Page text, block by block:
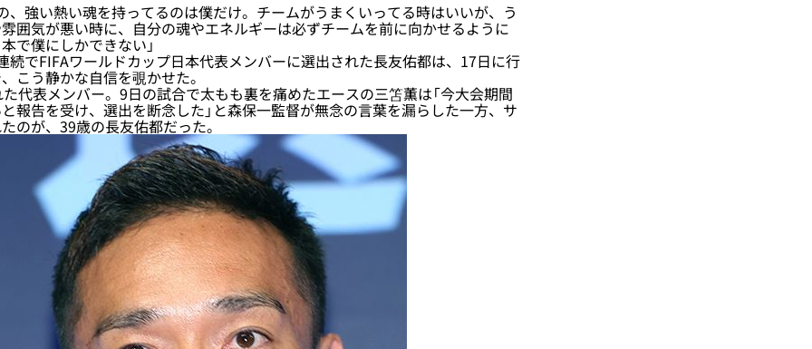
、強い熱い魂を持ってるのは僕だけ。チームがうまくいってる時はいいが、う
囲気が悪い時に、自分の魂やエネルギーは必ずチームを前に向かせるように
で僕にしかできない」
でFIFAワールドカップ日本代表メンバーに選出された長友佑都は、17日に行
こう静かな自信を覗かせた。
表メンバー。9日の試合で太もも裏を痛めたエースの三笘薫は「今大会期間
報告を受け、選出を断念した」と森保一監督が無念の言葉を漏らした一方、サ
のが、39歳の長友佑都だった。